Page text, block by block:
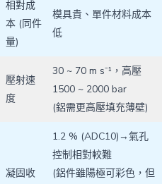
相對成
本 (同件
量)
模具貴、單件材料成本
低
壓射速
度
30 ~ 70 m s⁻¹，高壓
1500 ~ 2000 bar
(鋁需更高壓填充薄壁)
凝固收
1.2 % (ADC10)→氣孔
控制相對較難
(鋁件雖陽極可彩色，但